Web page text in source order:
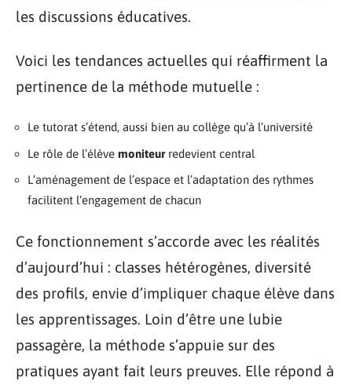
les discussions éducatives.
Voici les tendances actuelles qui réaffirment la
pertinence de la méthode mutuelle :
Le tutorat s’étend, aussi bien au collège qu’à l’université
Le rôle de l’élève moniteurredevient central
L’aménagement de l’espace et l’adaptation des rythmes
facilitent l’engagement de chacun
Ce fonctionnement s’accorde avec les réalités
d’aujourd’hui : classes hétérogènes, diversité
des profils, envie d’impliquer chaque élève dans
les apprentissages. Loin d’être une lubie
passagère, la méthode s’appuie sur des
pratiques ayant fait leurs preuves. Elle répond à